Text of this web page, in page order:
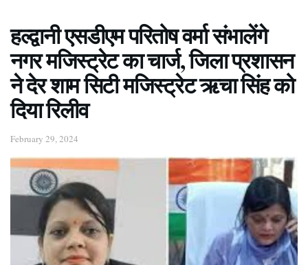
हल्द्वानी एसडीएम परितोष वर्मा संभालेंगे
नगर मजिस्ट्रेट का चार्ज, जिला प्रशासन
ने देर शाम सिटी मजिस्ट्रेट ऋचा सिंह को
दिया रिलीव
February 29, 2024